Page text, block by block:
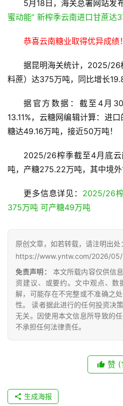
首
页
云
糖
众
货
报
价
专
地
区
5月18日，海关总署网站发
蜜动能” 新榨季云南进口甘蔗达
恭喜云南糖业取得优异成绩！
据昆明海关统计，2025/26
料蔗）达375万吨，同比增长
据官方数据：截至4月
13.11%，云糖网编辑计算：进
糖达49.16万吨，接近50万吨！
2025/26榨季截至4月底
吨，产糖275.22万吨，其中境
更多信息详见： 2025/26
375万吨 可产糖49万吨
原创文章，如若转载，请注明出处：
https://www.yntw.com/2026/
免责声明：
本文所载内容仅供信
资建议、或要约。文中观点、数
解，可能存在不完整或不准确之
性。 读者据此进行的任何投资决
无关。因使用本文信息所导致的
不承担任何法律责任。
赞
生成海报